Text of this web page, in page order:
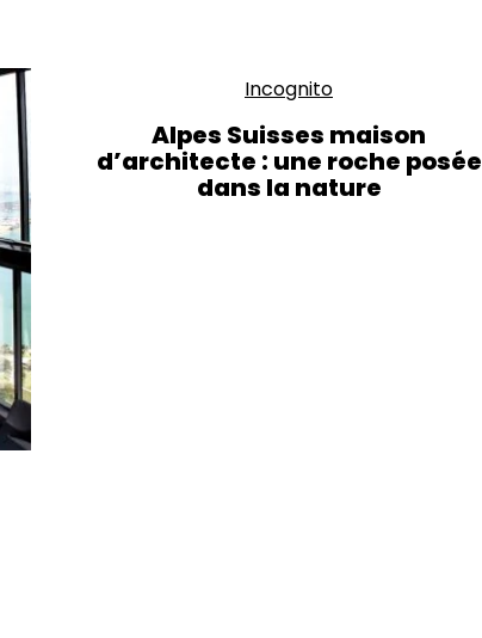
Incognito
Alpes Suisses maison
d’architecte : une roche posée
dans la nature